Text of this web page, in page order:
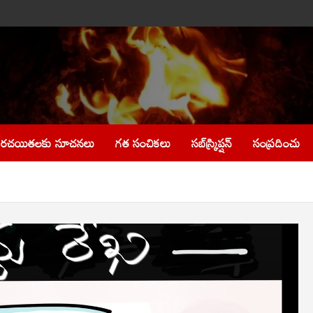
రచయితలకు సూచనలు గత సంచికలు సబ్‌స్క్రిప్షన్ సంప్రదించు